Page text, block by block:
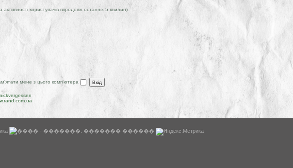
користувачів впродовж останніх 5 хвилин)
мене з цього комп'ютера
nickvergessen